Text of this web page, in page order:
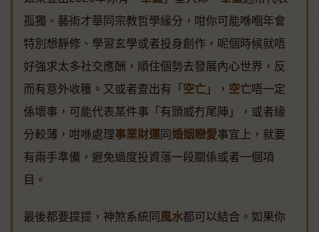
孤獨、藝術才華同宗教哲學緣分，咁你可能喺嗰年會
特別想靜修、學習玄學或者投身創作，呢個時候就唔
好強求太多社交應酬，順住個勢去發展內心世界，反
而有意外收穫。又或者查出有「 空亡 」， 空亡唔一定
係壞事，可能代表某件事「有頭威冇尾陣」，或者緣
分較薄，咁喺處理事業財運 同 婚姻戀愛事宜上，就要
有兩手準備，避免過度投資落一段關係或者一個項
目。
最後都要提提，神煞系統同 風水都可以結合。如果你